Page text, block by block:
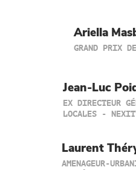
Ariella
GRAND PRIX
Jean-Luc
EX DIRECTEUR
LOCALES -
Laurent
AMENAGEUR-